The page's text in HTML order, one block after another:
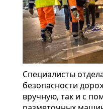
Специалисты
безопасности
вручную, так и с